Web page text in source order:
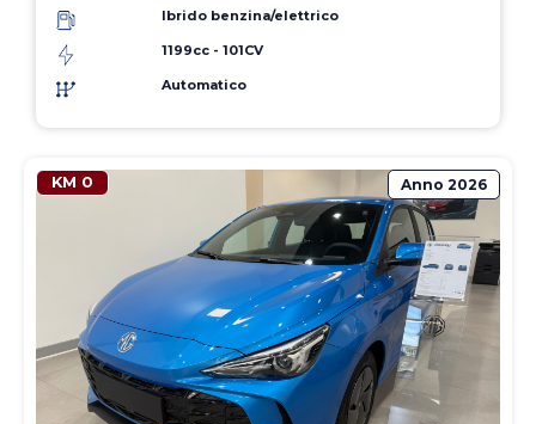
Ibrido benzina/elettrico
1199cc - 101CV
Automatico
KM 0 Anno 2026